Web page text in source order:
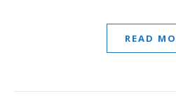
READ